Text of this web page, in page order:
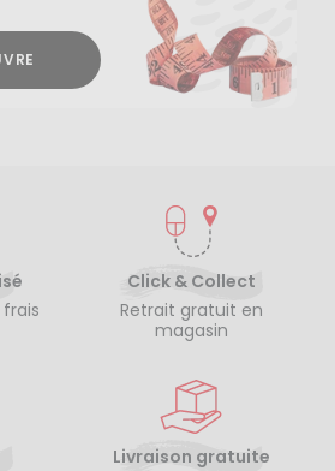
Click & Collect
Retrait gratuit en
magasin
Livraison gratuite